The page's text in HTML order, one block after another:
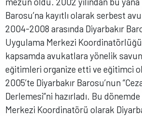
Barosu’na kayıtlı olarak serbest
2004-2008 arasında Diyarbakır
Uygulama Merkezi Koordinatörlüğü
kapsamda avukatlara yönelik
eğitimleri organize etti ve eğitimci
2005’te Diyarbakır Barosu’nun
Derlemesi”ni hazırladı. Bu
Merkezi Koordinatörü olarak